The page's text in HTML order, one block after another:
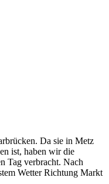
Da sie in Metz
ist, haben wir die
Tag verbracht. Nach
Wetter Richtung Markt